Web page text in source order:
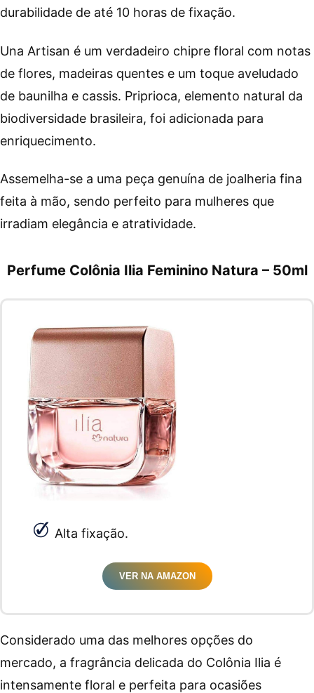
durabilidade de até 10 horas de fixação.
Una Artisan é um verdadeiro chipre floral com notas
de flores, madeiras quentes e um toque aveludado
de baunilha e cassis. Priprioca, elemento natural da
biodiversidade brasileira, foi adicionada para
enriquecimento.
Assemelha-se a uma peça genuína de joalheria fina
feita à mão, sendo perfeito para mulheres que
irradiam elegância e atratividade.
Perfume Colônia Ilia Feminino Natura – 50ml
Alta fixação.
VER NA AMAZON
Considerado uma das melhores opções do
mercado, a fragrância delicada do Colônia Ilia é
intensamente floral e perfeita para ocasiões